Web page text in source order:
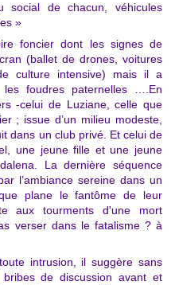
social de chacun, véhicules
»
foncier dont les signes de
(ballet de drones, voitures
culture intensive) mais il a
foudres paternelles ….En
-celui de Luziane, celle que
; issue d’un milieu modeste,
dans un club privé. Et celui de
une jeune fille et une jeune
La dernière séquence
l’ambiance sereine dans un
plane le fantôme de leur
aux tourments d'une mort
verser dans le fatalisme ? à
intrusion, il suggère sans
de discussion avant et